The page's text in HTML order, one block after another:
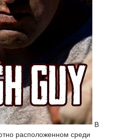
В
расположенном среди